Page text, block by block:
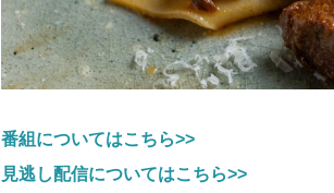
番組についてはこちら>>
見逃し配信についてはこちら>>